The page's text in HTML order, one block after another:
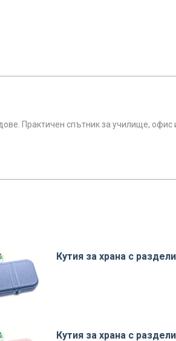
Практичен спътник за училище, офис
Кутия за храна с
Кутия за храна с